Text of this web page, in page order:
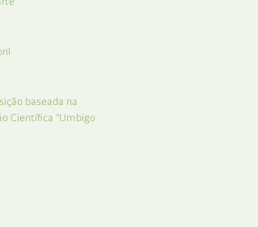
baseada na
Científica “Umbigo